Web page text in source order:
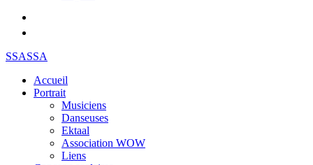
SSASSA
Accueil
Portrait
Musiciens
Danseuses
Ektaal
Association WOW
Liens